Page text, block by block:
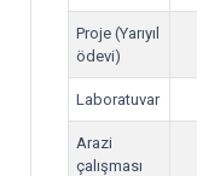
Proje (Yarıyıl
ödevi)
Laboratuvar
Arazi
çalışması